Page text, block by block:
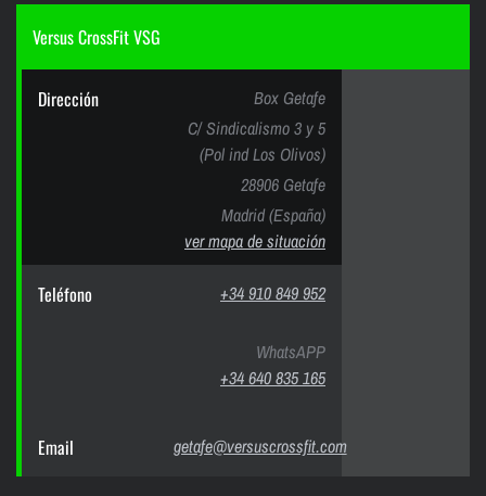
Versus CrossFit VSG
Dirección
Box Getafe
C/ Sindicalismo 3 y 5
(Pol ind Los Olivos)
28906 Getafe
Madrid (España)
ver mapa de situación
Teléfono +34 910 849 952
WhatsAPP
+34 640 835 165
Email getafe@versuscrossfit.com